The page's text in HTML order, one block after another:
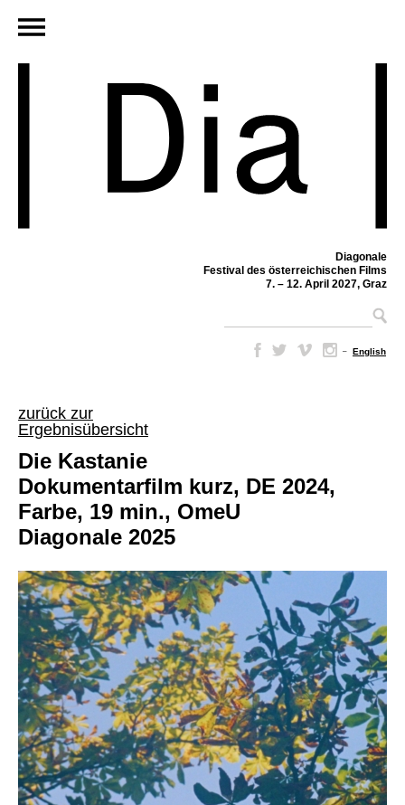
Diagonale
Festival des österreichischen Films
7. – 12. April 2027, Graz
– English
zurück zur
Ergebnisübersicht
Die Kastanie
Dokumentarfilm kurz, DE 2024,
Farbe, 19 min., OmeU
Diagonale 2025